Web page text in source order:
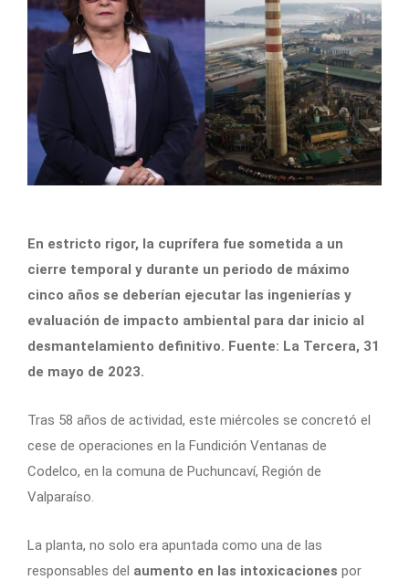
En estricto rigor, la cuprífera fue sometida a un
cierre temporal y durante un periodo de máximo
cinco años se deberían ejecutar las ingenierías y
evaluación de impacto ambiental para dar inicio al
desmantelamiento definitivo. Fuente: La Tercera, 31
de mayo de 2023.
Tras 58 años de actividad, este miércoles se concretó el
cese de operaciones en la Fundición Ventanas de
Codelco, en la comuna de Puchuncaví, Región de
Valparaíso.
La planta, no solo era apuntada como una de las
responsables del aumento en las intoxicaciones por